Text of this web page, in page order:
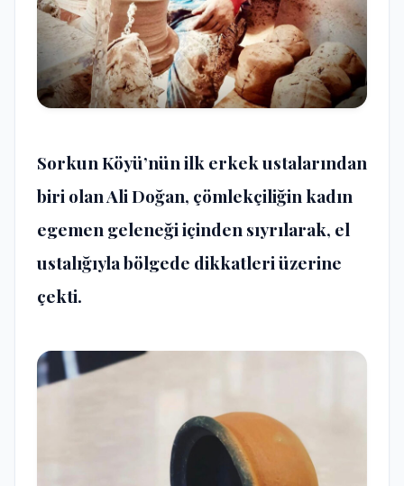
Sorkun Köyü’nün ilk erkek ustalarından
biri olan Ali Doğan, çömlekçiliğin kadın
egemen geleneği içinden sıyrılarak, el
ustalığıyla bölgede dikkatleri üzerine
çekti.